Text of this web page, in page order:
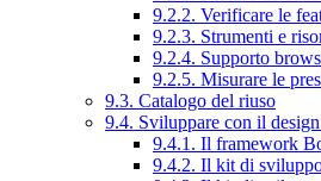
9.2.2. Verificare le
9.2.3. Strumenti e
9.2.4. Supporto
9.2.5. Misurare le
9.3. Catalogo del riuso
9.4. Sviluppare con il
9.4.1. Il framework
9.4.2. Il kit di